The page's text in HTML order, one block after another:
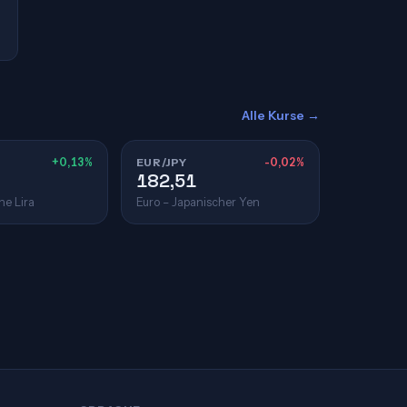
Alle Kurse →
+0,13%
Lira
EUR/JPY -0,02%
182,51
Euro – Japanischer Yen